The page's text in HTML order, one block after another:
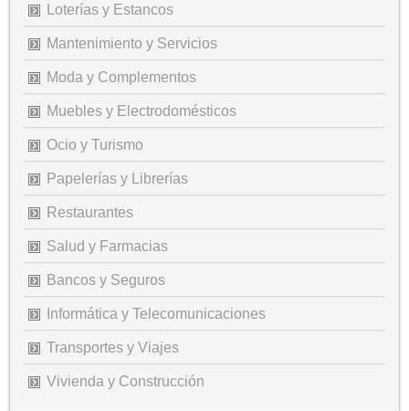
Loterías y Estancos
Mantenimiento y Servicios
Moda y Complementos
Muebles y Electrodomésticos
Ocio y Turismo
Papelerías y Librerías
Restaurantes
Salud y Farmacias
Bancos y Seguros
Informática y Telecomunicaciones
Transportes y Viajes
Vivienda y Construcción